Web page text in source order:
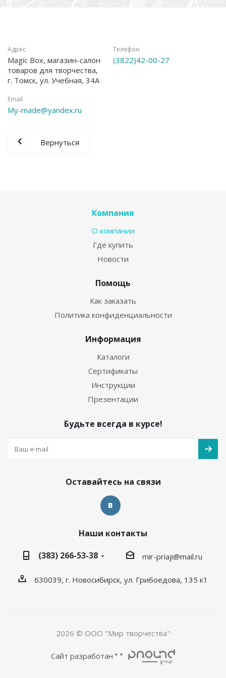
Адрес
Magic Box, магазин-салон
товаров для творчества,
г. Томск, ул. Учебная, 34А
Телефон
(3822)42-00-27
Email
My-made@yandex.ru
Вернуться
Компания
О компании
Где купить
Новости
Помощь
Как заказать
Политика конфиденциальности
Информация
Каталоги
Сертификаты
Инструкции
Презентации
Будьте всегда в курсе!
Оставайтесь на связи
Наши контакты
(383) 266-53-38
mir-priaji@mail.ru
630039, г. Новосибирск, ул. Грибоедова, 135 к1
2026 © ООО "Мир творчества"
Сайт разработан